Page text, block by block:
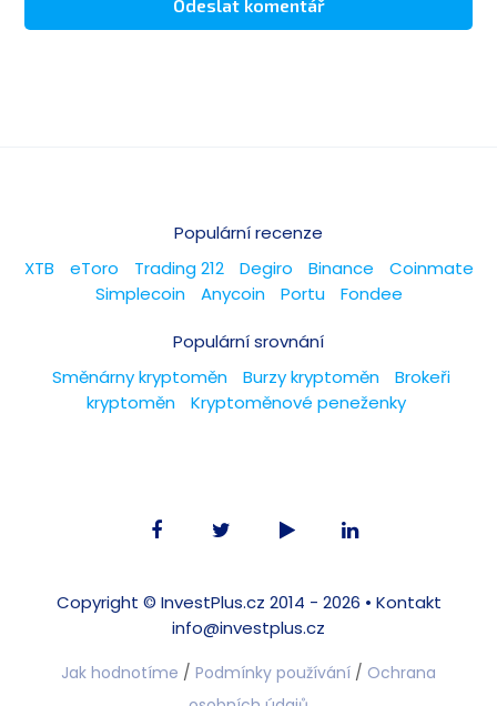
Populární recenze
XTB
eToro Trading 212 Degiro Binance
Coinmate
Simplecoin
Anycoin Portu Fondee
Populární srovnání
Směnárny kryptoměn
Burzy kryptoměn
Brokeři
kryptoměn
Kryptoměnové peneženky
Copyright © InvestPlus.cz 2014 - 2026 • Kontakt
info@investplus.cz
Jak hodnotíme / Podmínky používání / Ochrana